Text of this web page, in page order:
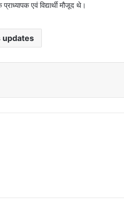
एवं विद्यार्थी मौजूद थे।
updates